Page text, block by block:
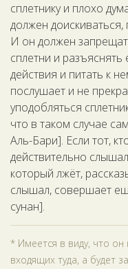
сплетнику и плохо
должен доискиваться,
И он должен
сплетни и
действия и питать к
послушает и не
уподобляться
что в таком случае
Аль-Бари]. Если тот,
действительно
который лжёт,
слышал, совершает
сунан].
* Имеется в виду, что
входящих туда, а будет